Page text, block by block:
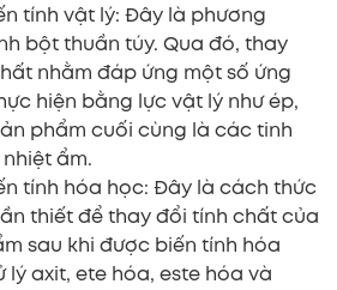
tính vật lý: Đây là phương
bột thuần túy. Qua đó, thay
nhằm đáp ứng một số ứng
hiện bằng lực vật lý như ép,
phẩm cuối cùng là các tinh
ẩm.
tính hóa học: Đây là cách thức
thiết để thay đổi tính chất của
sau khi được biến tính hóa
lý axit, ete hóa, este hóa và